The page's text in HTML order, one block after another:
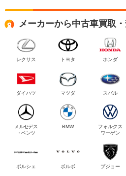
メーカーから中古車買取
レクサス トヨタ ホンダ
ダイハツ マツダ スバル
メルセデス
・ベンツ
BMW
フォルクス
ワーゲン
ポルシェ ボルボ プジョー